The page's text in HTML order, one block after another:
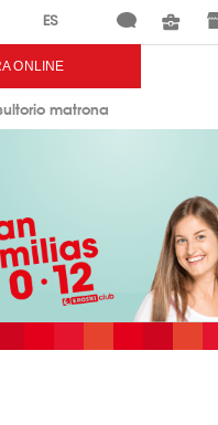
ONLINE
matrona